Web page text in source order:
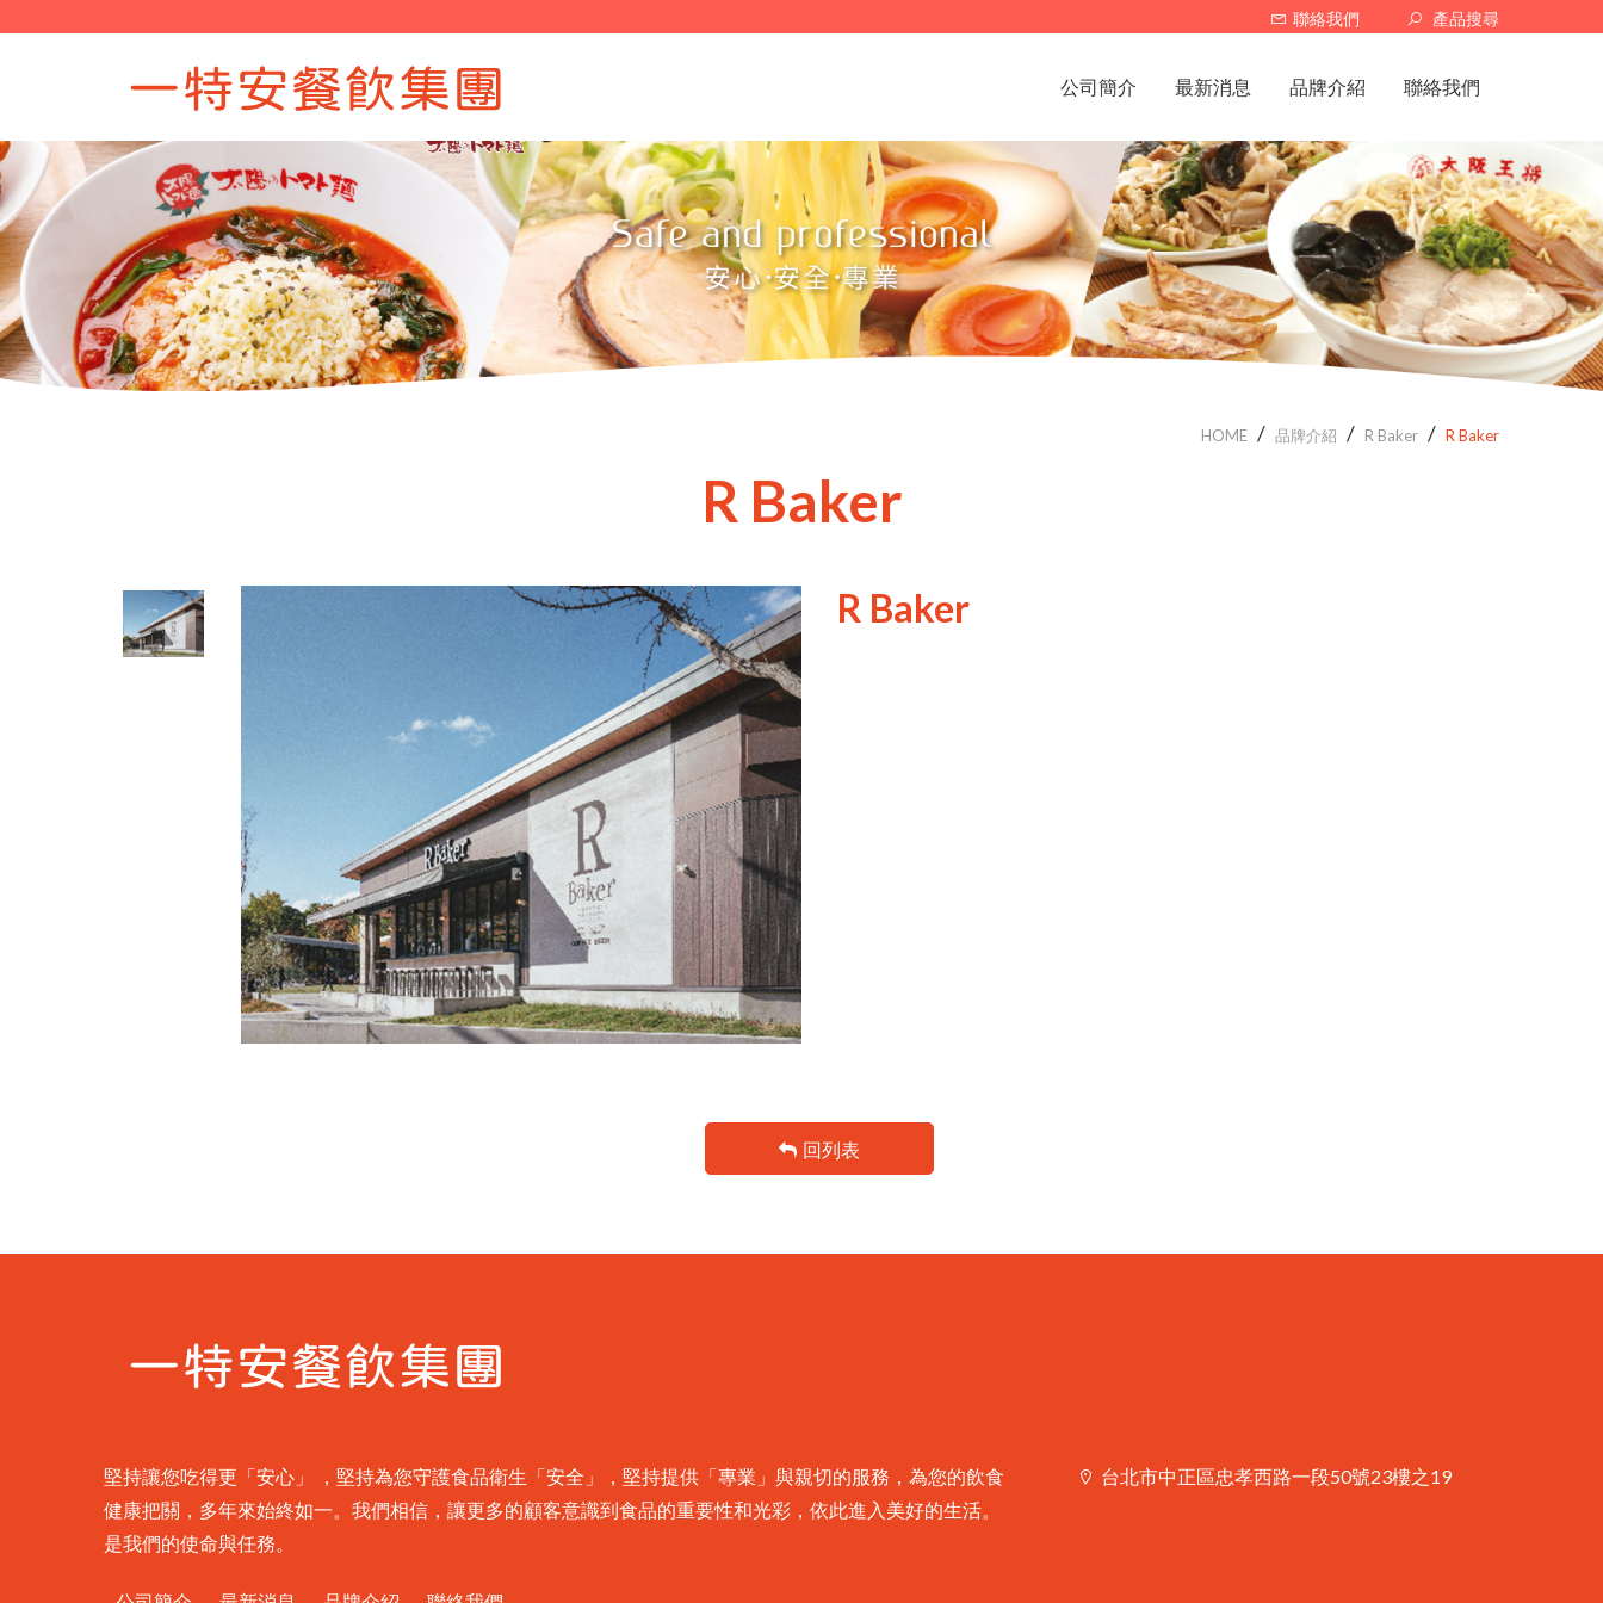
聯絡我們 產品搜尋
公司簡介
關於一特安
門市據點
最新消息
暫停營業
調價公告
限定優惠
新品上架
品牌介紹
大阪王將
京都柚子豚骨拉麵研究中心
太陽蕃茄拉麵
SAPPORO BONE
北海道 熊醬溫泉火鍋
R Baker
聯絡我們
HOME 品牌介紹 R Baker R Baker
R Baker
R Baker
回列表
堅持讓您吃得更「安心」 ，堅持為您守護食品衛生「安全」，堅持提供「專業」與親切的服務，為您的飲食
健康把關，多年來始終如一。我們相信，讓更多的顧客意識到食品的重要性和光彩，依此進入美好的生活。
是我們的使命與任務。
台北市中正區忠孝西路一段50號23樓之19